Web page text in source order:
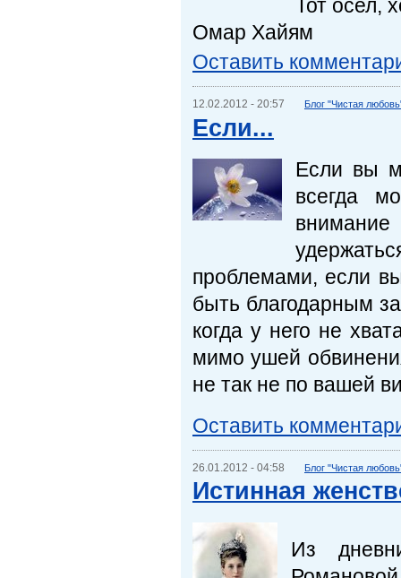
Тот осел,
Омар Хайям
Оставить
12.02.2012 - 20:57 Блог "Чистая
Если...
Если вы
всегда
проблемами, если
быть благодарным
когда у него не
мимо ушей
не так не по вашей
Оставить
26.01.2012 - 04:58 Блог "Чистая
Истинная
Из